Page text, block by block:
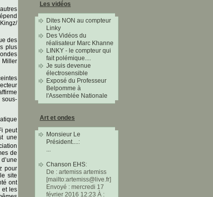
des
plus
Miller
peut
une
de
pour
site
ont
et les
Les vidéos
Dites NON au compteur
Linky
Des Vidéos du
réalisateur Marc Khanne
LINKY - le compteur qui
fait polémique....
Je suis devenue
électrosensible
Exposé du Professeur
Belpomme à
l'Assemblée Nationale
Art et ondes
Monsieur Le
Président....:
...
Chanson EHS:
De : artemiss artemiss
[mailto:artemiss@live.fr]
Envoyé : mercredi 17
février 2016 12:23 À :